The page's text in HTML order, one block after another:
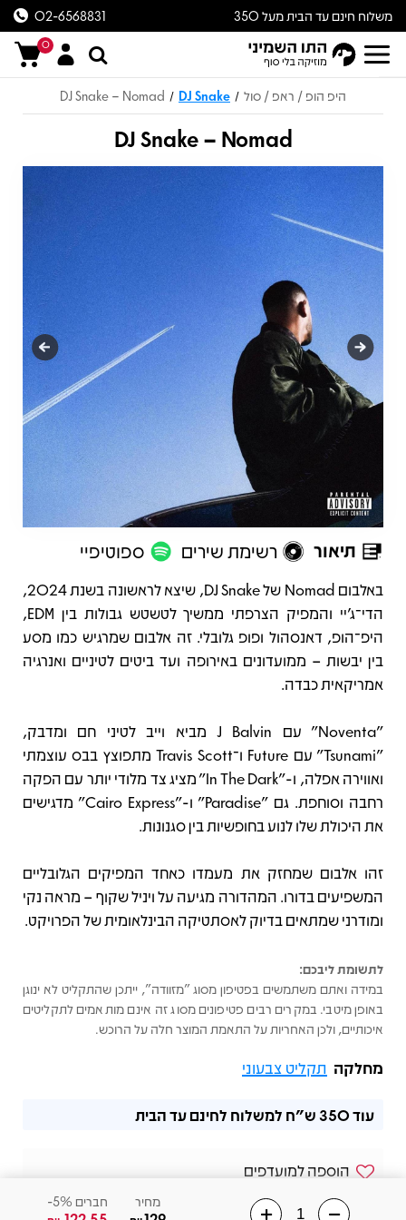
משלוח חינם עד הבית מעל 350
ש״ח
02-6568831
0
היפ הופ / ראפ / סול /
DJ Snake
/
DJ Snake – Nomad
DJ Snake – Nomad
תיאור רשימת שירים ספוטיפיי
תיאור
באלבום Nomad של DJ Snake, שיצא לראשונה בשנת 2024,
הדי־ג'יי והמפיק הצרפתי ממשיך לטשטש גבולות בין EDM,
היפ־הופ, דאנסהול ופופ גלובלי. זה אלבום שמרגיש כמו מסע
בין יבשות – ממועדונים באירופה ועד ביטים לטיניים ואנרגיה
אמריקאית כבדה.
"Noventa" עם J Balvin מביא וייב לטיני חם ומדבק,
"Tsunami" עם Future ו־Travis Scott מתפוצץ בבס עוצמתי
ואווירה אפלה, ו-"In The Dark" מציג צד מלודי יותר עם הפקה
רחבה וסוחפת. גם "Paradise" ו-"Cairo Express" מדגישים
את היכולת שלו לנוע בחופשיות בין סגנונות.
זהו אלבום שמחזק את מעמדו כאחד המפיקים הגלובליים
המשפיעים בדורו. המהדורה מגיעה על ויניל שקוף – מראה נקי
ומודרני שמתאים בדיוק לאסתטיקה הבינלאומית של הפרויקט.
לתשומת ליבכם:
במידה ואתם משתמשים בפטיפון מסוג "מזוודה", ייתכן שהתקליט לא ינוגן
באופן מיטבי. במקרים רבים פטיפונים מסוג זה אינם מותאמים לתקליטים
איכותיים, ולכן האחריות על התאמת המוצר חלה על הרוכש.
מחלקה תקליט צבעוני
מחיר חברים 5%-
עוד350 ש"ח למשלוח לחינם עד הבית
הוספה למועדפים
שלחו הודעה בוואצאפ